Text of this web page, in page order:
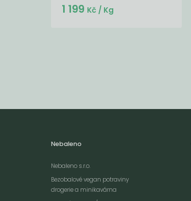
Do košíku:
1 199 Kč/ Kg
Nebaleno
Nebaleno s.r.o.
Bezobalové vegan potraviny
drogerie a minikavárna